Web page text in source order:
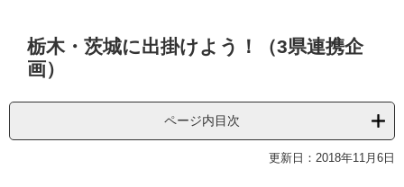
栃木・茨城に出掛けよう！（3県連携企
画）
ページ内目次
更新日：2018年11月6日